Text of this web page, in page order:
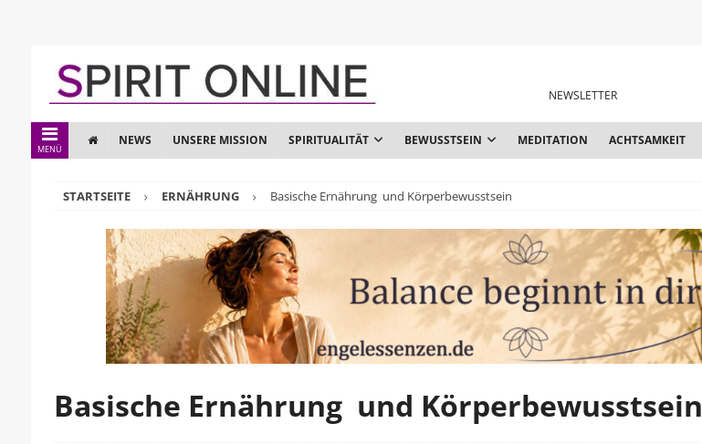
NEWSLETTER
MENÜ
NEWS UNSERE MISSION SPIRITUALITÄT BEWUSSTSEIN MEDITATION ACHTSAMKEIT
STARTSEITE ERNÄHRUNG Basische Ernährung und Körperbewusstsein
Basische Ernährung und Körperbewusstsein